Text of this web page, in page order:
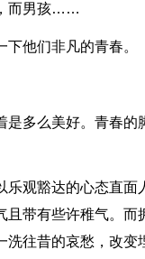
而男孩……
他们非凡的青春。
多么美好。青春的
观豁达的心态直面
带有些许稚气。而
往昔的哀愁，改变